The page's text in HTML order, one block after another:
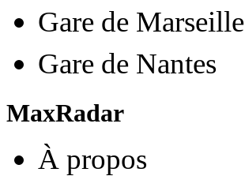
Gare de Marseille
Gare de Nantes
MaxRadar
À propos